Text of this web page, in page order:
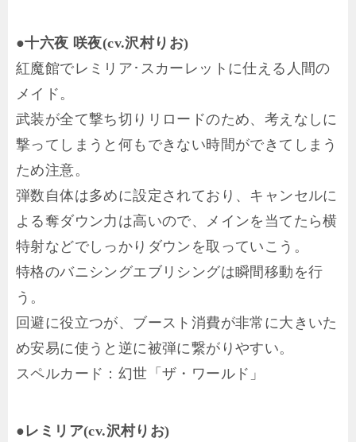
●十六夜 咲夜(cv.沢村りお)
紅魔館でレミリア･スカーレットに仕える人間の
メイド。
武装が全て撃ち切りリロードのため、考えなしに
撃ってしまうと何もできない時間ができてしまう
ため注意。
弾数自体は多めに設定されており、キャンセルに
よる奪ダウン力は高いので、メインを当てたら横
特射などでしっかりダウンを取っていこう。
特格のバニシングエブリシングは瞬間移動を行
う。
回避に役立つが、ブースト消費が非常に大きいた
め安易に使うと逆に被弾に繋がりやすい。
スペルカード：幻世「ザ・ワールド」
●レミリア(cv.沢村りお)